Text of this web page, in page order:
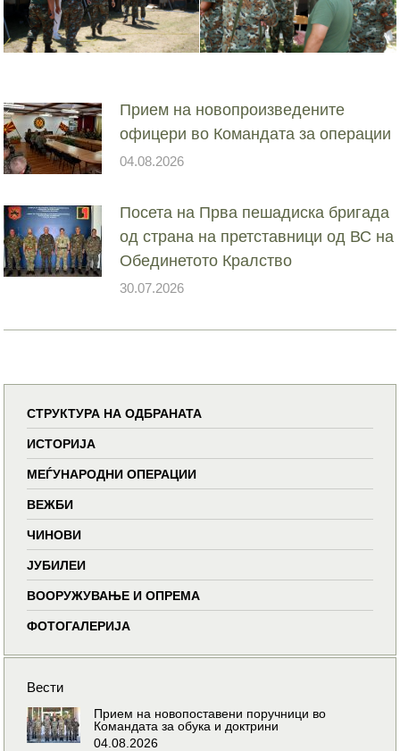
Прием на новопроизведените
офицери во Командата за операции
04.08.2026
Посета на Прва пешадиска бригада
од страна на претставници од ВС на
Обединетото Кралство
30.07.2026
СТРУКТУРА НА ОДБРАНАТА
ИСТОРИЈА
МЕЃУНАРОДНИ ОПЕРАЦИИ
ВЕЖБИ
ЧИНОВИ
ЈУБИЛЕИ
ВООРУЖУВАЊЕ И ОПРЕМА
ФОТОГАЛЕРИЈА
Вести
Прием на новопоставени поручници во
Командата за обука и доктрини
04.08.2026